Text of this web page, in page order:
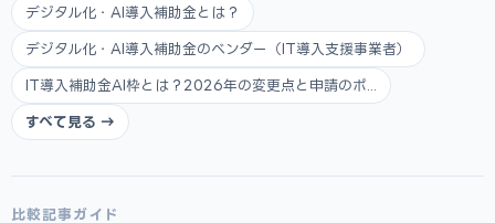
デジタル化・AI導入補助金とは？
デジタル化・AI導入補助金のベンダー（IT導入支援事業者）
IT導入補助金AI枠とは？2026年の変更点と申請のポ...
すべて見る →
比較記事ガイド